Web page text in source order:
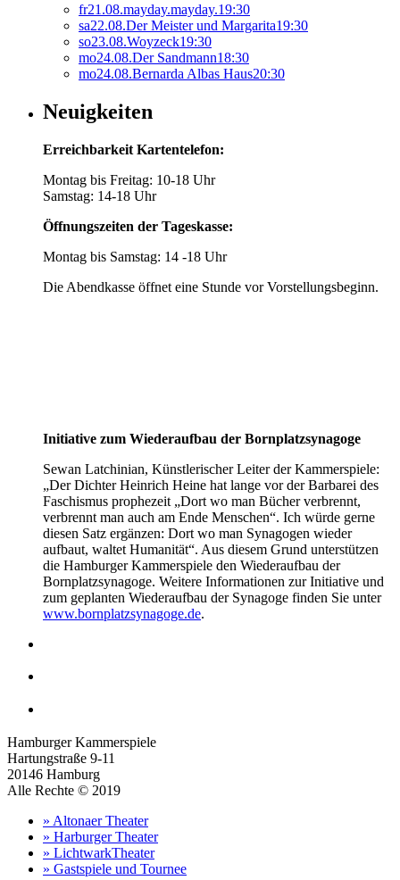
fr21.08.mayday.mayday.19:30
sa22.08.Der Meister und Margarita19:30
so23.08.Woyzeck19:30
mo24.08.Der Sandmann18:30
mo24.08.Bernarda Albas Haus20:30
Neuigkeiten
Erreichbarkeit Kartentelefon:
Montag bis Freitag: 10-18 Uhr
Samstag: 14-18 Uhr
Öffnungszeiten der Tageskasse:
Montag bis Samstag: 14 -18 Uhr
Die Abendkasse öffnet eine Stunde vor Vorstellungsbeginn.
Initiative zum Wiederaufbau der Bornplatzsynagoge
Sewan Latchinian, Künstlerischer Leiter der Kammerspiele:
„Der Dichter Heinrich Heine hat lange vor der Barbarei des
Faschismus prophezeit „Dort wo man Bücher verbrennt,
verbrennt man auch am Ende Menschen“. Ich würde gerne
diesen Satz ergänzen: Dort wo man Synagogen wieder
aufbaut, waltet Humanität“. Aus diesem Grund unterstützen
die Hamburger Kammerspiele den Wiederaufbau der
Bornplatzsynagoge. Weitere Informationen zur Initiative und
zum geplanten Wiederaufbau der Synagoge finden Sie unter
www.bornplatzsynagoge.de.
Hamburger Kammerspiele
Hartungstraße 9-11
20146 Hamburg
Alle Rechte © 2019
» Altonaer Theater
» Harburger Theater
» LichtwarkTheater
» Gastspiele und Tournee